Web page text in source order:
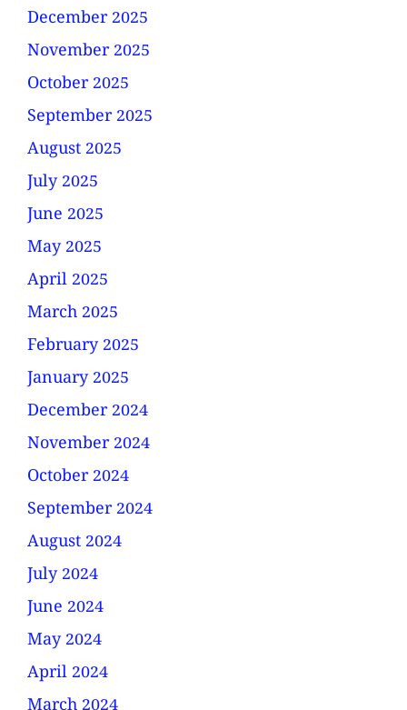
December 2025
November 2025
October 2025
September 2025
August 2025
July 2025
June 2025
May 2025
April 2025
March 2025
February 2025
January 2025
December 2024
November 2024
October 2024
September 2024
August 2024
July 2024
June 2024
May 2024
April 2024